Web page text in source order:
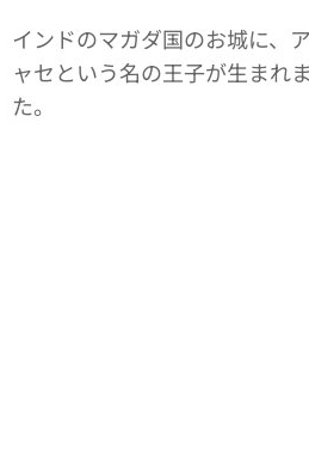
インドのマガダ国のお城に、
ャセという名の王子が生まれ
た。